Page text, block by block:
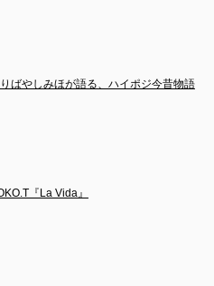
りばやしみほが語る、ハイポジ今昔物語
『La Vida』